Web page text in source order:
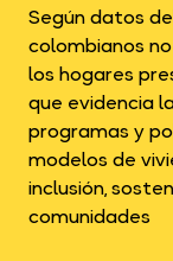
Según datos
colombianos
los hogares
que evidencia
programas y
modelos de
inclusión,
comunidades